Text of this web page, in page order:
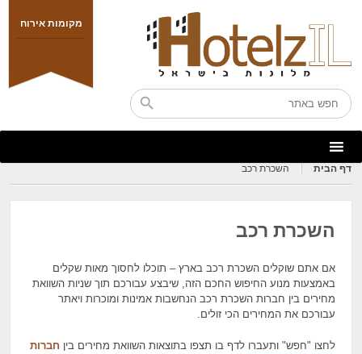
מקומות אירוח
דף הבית השכרת רכב
השכרת רכב
אם אתם שוקלים השכרת רכב בארץ – תוכלו לחסוך מאות שקלים
באמצעות מנוע החיפוש החכם הזה, שיבצע עבורכם תוך שניות השוואת
מחירים בין חברות השכרת רכב הנחשבות אמינות ומוכרות ויאתר
עבורכם את המחירים הכי זולים.
לחצו "חפש" ותעברו לדף בו תצפו בתוצאות השוואת מחירים בין חברות